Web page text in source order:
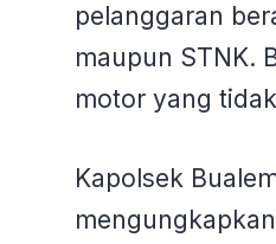
pelanggaran
maupun STNK.
motor yang
Kapolsek